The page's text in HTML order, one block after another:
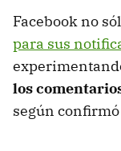
Facebook no
para sus
los
según